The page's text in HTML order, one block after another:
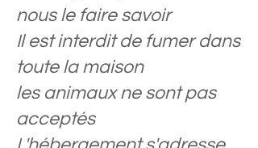
nous le faire savoir
Il est interdit de fumer dans
toute la maison
les animaux ne sont pas
acceptés